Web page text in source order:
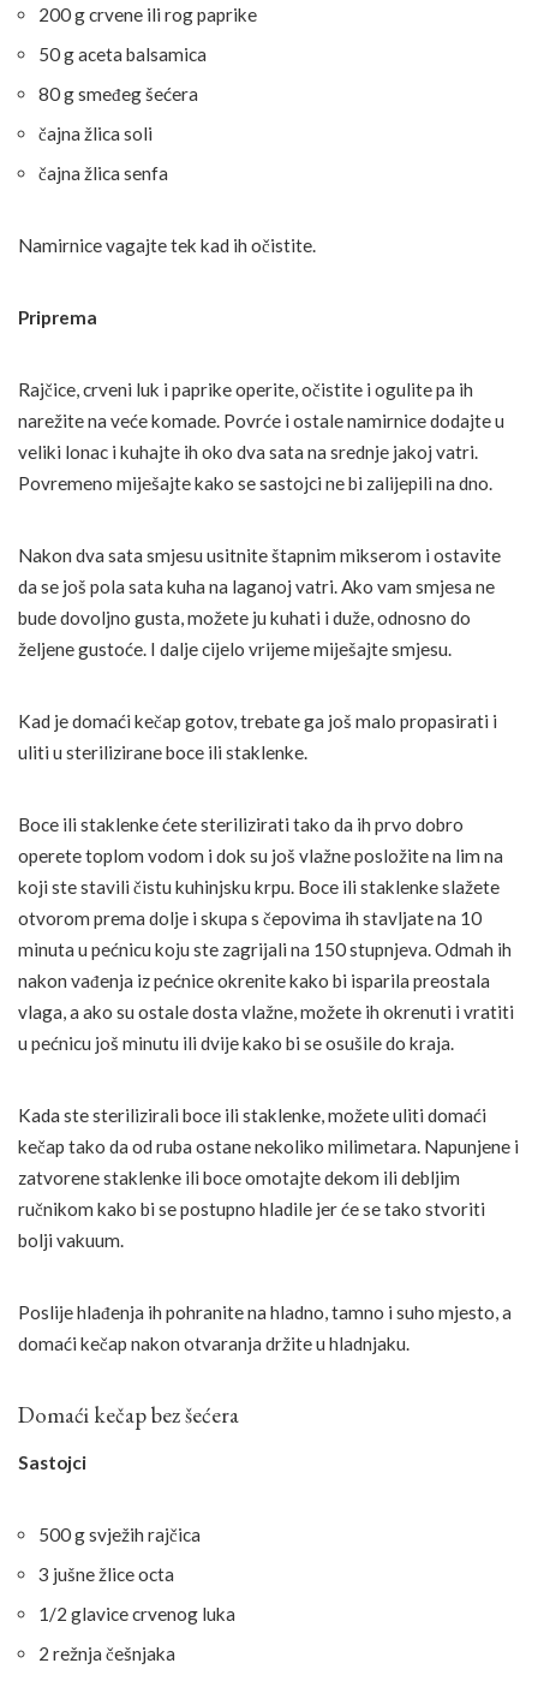
200 g crvene ili rog paprike
50 g aceta balsamica
80 g smeđeg šećera
čajna žlica soli
čajna žlica senfa
Namirnice vagajte tek kad ih očistite.
Priprema
Rajčice, crveni luk i paprike operite, očistite i ogulite pa ih
narežite na veće komade. Povrće i ostale namirnice dodajte u
veliki lonac i kuhajte ih oko dva sata na srednje jakoj vatri.
Povremeno miješajte kako se sastojci ne bi zalijepili na dno.
Nakon dva sata smjesu usitnite štapnim mikserom i ostavite
da se još pola sata kuha na laganoj vatri. Ako vam smjesa ne
bude dovoljno gusta, možete ju kuhati i duže, odnosno do
željene gustoće. I dalje cijelo vrijeme miješajte smjesu.
Kad je domaći kečap gotov, trebate ga još malo propasirati i
uliti u sterilizirane boce ili staklenke.
Boce ili staklenke ćete sterilizirati tako da ih prvo dobro
operete toplom vodom i dok su još vlažne posložite na lim na
koji ste stavili čistu kuhinjsku krpu. Boce ili staklenke slažete
otvorom prema dolje i skupa s čepovima ih stavljate na 10
minuta u pećnicu koju ste zagrijali na 150 stupnjeva. Odmah ih
nakon vađenja iz pećnice okrenite kako bi isparila preostala
vlaga, a ako su ostale dosta vlažne, možete ih okrenuti i vratiti
u pećnicu još minutu ili dvije kako bi se osušile do kraja.
Kada ste sterilizirali boce ili staklenke, možete uliti domaći
kečap tako da od ruba ostane nekoliko milimetara. Napunjene i
zatvorene staklenke ili boce omotajte dekom ili debljim
ručnikom kako bi se postupno hladile jer će se tako stvoriti
bolji vakuum.
Poslije hlađenja ih pohranite na hladno, tamno i suho mjesto, a
domaći kečap nakon otvaranja držite u hladnjaku.
Domaći kečap bez šećera
Sastojci
500 g svježih rajčica
3 jušne žlice octa
1/2 glavice crvenog luka
2 režnja češnjaka